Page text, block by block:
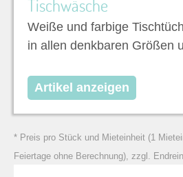
Tischwäsche
Weiße und farbige
in allen denkbaren Größen
Artikel anzeigen
* Preis pro Stück und Mieteinheit (1
Feiertage ohne Berechnung), zzgl.